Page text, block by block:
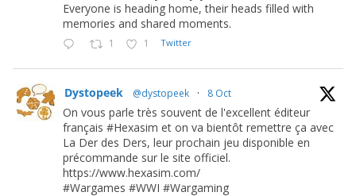
Everyone is heading home, their heads filled with
memories and shared moments.
1 1 Twitter
Dystopeek @dystopeek · 8 Oct
On vous parle très souvent de l'excellent éditeur
français #Hexasim et on va bientôt remettre ça avec
La Der des Ders, leur prochain jeu disponible en
précommande sur le site officiel.
https://www.hexasim.com/
#Wargames #WWI #Wargaming